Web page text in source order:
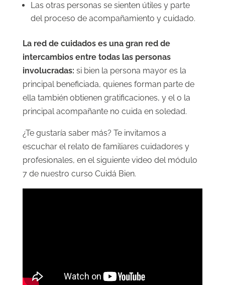
Las otras personas se sienten útiles y parte
del proceso de acompañamiento y cuidado.
La red de cuidados es una gran red de
intercambios entre todas las personas
involucradas: si bien la persona mayor es la
principal beneficiada, quienes forman parte de
ella también obtienen gratificaciones, y el o la
principal acompañante no cuida en soledad.
¿Te gustaría saber más? Te invitamos a
escuchar el relato de familiares cuidadores y
profesionales, en el siguiente video del módulo
7 de nuestro curso Cuidá Bien.